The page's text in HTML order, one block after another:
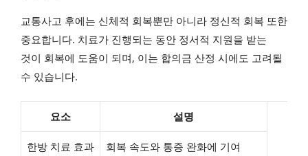
교통사고 후에는 신체적 회복뿐만 아니라 정신적 회복 또한
중요합니다. 치료가 진행되는 동안 정서적 지원을 받는
것이 회복에 도움이 되며, 이는 합의금 산정 시에도 고려될
수 있습니다.
요소 설명
한방 치료 효과 회복 속도와 통증 완화에 기여